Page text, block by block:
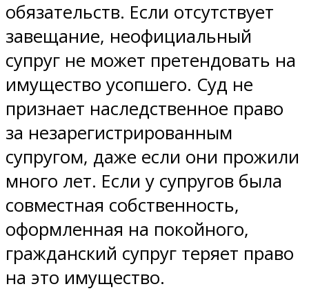
обязательств. Если отсутствует
завещание, неофициальный
супруг не может претендовать на
имущество усопшего. Суд не
признает наследственное право
за незарегистрированным
супругом, даже если они прожили
много лет. Если у супругов была
совместная собственность,
оформленная на покойного,
гражданский супруг теряет право
на это имущество.